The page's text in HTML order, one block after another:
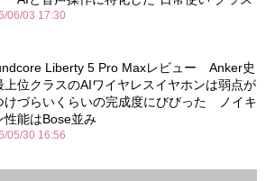
06/03 17:30
Liberty 5 Pro Maxレビュー Anker史
上位クラスのAIワイヤレスイヤホンは弱点が
けづらいくらいの完成度にびびった ノイキ
性能はBose並み
05/30 16:56